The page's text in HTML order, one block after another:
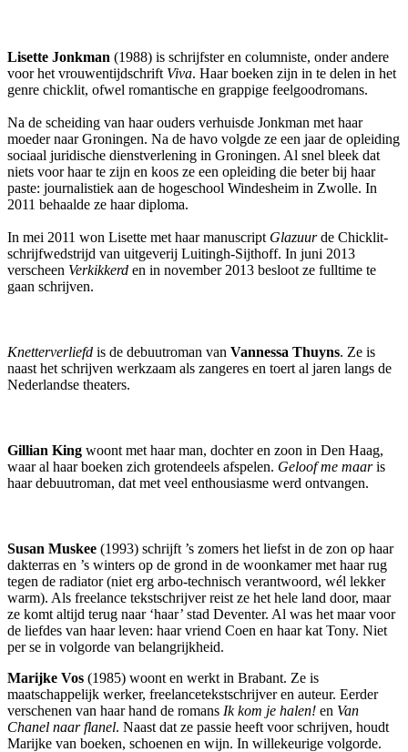
Lisette Jonkman (1988) is schrijfster en columniste, onder andere
voor het vrouwentijdschrift Viva. Haar boeken zijn in te delen in het
genre chicklit, ofwel romantische en grappige feelgoodromans.
Na de scheiding van haar ouders verhuisde Jonkman met haar
moeder naar Groningen. Na de havo volgde ze een jaar de opleiding
sociaal juridische dienstverlening in Groningen. Al snel bleek dat
niets voor haar te zijn en koos ze een opleiding die beter bij haar
paste: journalistiek aan de hogeschool Windesheim in Zwolle. In
2011 behaalde ze haar diploma.
In mei 2011 won Lisette met haar manuscript Glazuurde Chicklit-
schrijfwedstrijd van uitgeverij Luitingh-Sijthoff. In juni 2013
verscheen Verkikkerd en in november 2013 besloot ze fulltime te
gaan schrijven.
Knetterverliefd is de debuutroman van Vannessa Thuyns. Ze is
naast het schrijven werkzaam als zangeres en toert al jaren langs de
Nederlandse theaters.
Gillian King woont met haar man, dochter en zoon in Den Haag,
waar al haar boeken zich grotendeels afspelen. Geloof me maaris
haar debuutroman, dat met veel enthousiasme werd ontvangen.
Susan Muskee (1993) schrijft ’s zomers het liefst in de zon op haar
dakterras en ’s winters op de grond in de woonkamer met haar rug
tegen de radiator (niet erg arbo-technisch verantwoord, wél lekker
warm). Als freelance tekstschrijver reist ze het hele land door, maar
ze komt altijd terug naar ‘haar’ stad Deventer. Al was het maar voor
de liefdes van haar leven: haar vriend Coen en haar kat Tony. Niet
per se in volgorde van belangrijkheid.
Marijke Vos (1985) woont en werkt in Brabant. Ze is
maatschappelijk werker, freelancetekstschrijver en auteur. Eerder
verschenen van haar hand de romans Ik kom je halen! en Van
Chanel naar flanel. Naast dat ze passie heeft voor schrijven, houdt
Marijke van boeken, schoenen en wijn. In willekeurige volgorde.